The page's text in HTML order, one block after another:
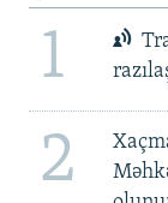
1
2